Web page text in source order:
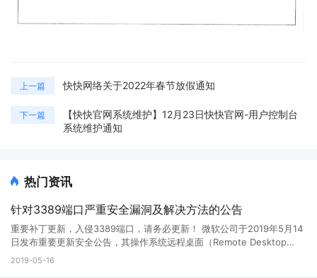
上一篇 快快网络关于2022年春节放假通知
下一篇
【快快官网系统维护】12月23日快快官网-用户控制台
系统维护通知
热门资讯
针对3389端口严重安全漏洞及解决方法的公告
重要补丁更新，入侵3389端口，请务必更新！ 微软公司于2019年5月14
日发布重要更新安全公告，其操作系统远程桌面（Remote Desktop
Services），俗称的3389服务存在严重安全漏洞（编号CVE-2019-
2019-05-16